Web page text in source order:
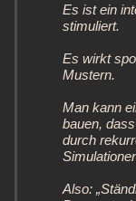
Es ist ein
stimuliert.
Es wirkt
Mustern.
Man kann
bauen,
durch
Also: